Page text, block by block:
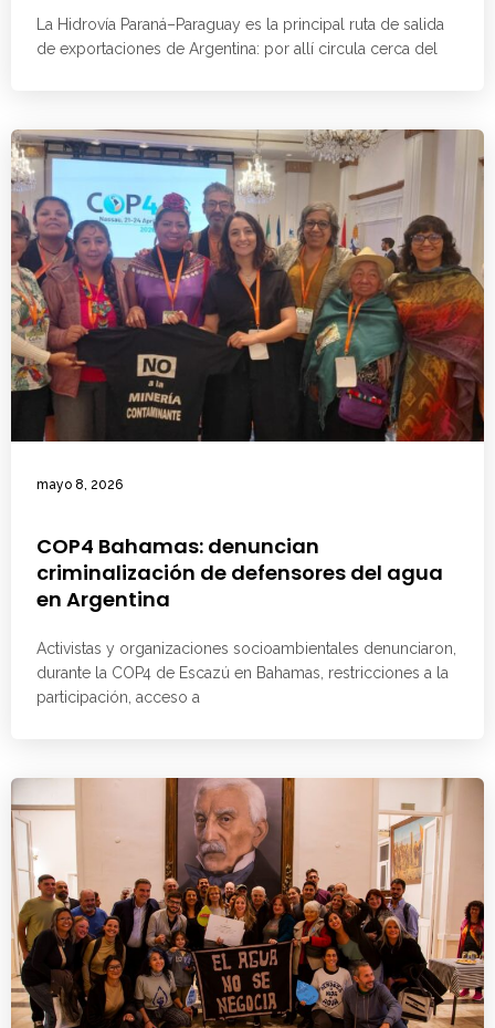
La Hidrovía Paraná–Paraguay es la principal ruta de salida
de exportaciones de Argentina: por allí circula cerca del
mayo 8, 2026
COP4 Bahamas: denuncian
criminalización de defensores del agua
en Argentina
Activistas y organizaciones socioambientales denunciaron,
durante la COP4 de Escazú en Bahamas, restricciones a la
participación, acceso a